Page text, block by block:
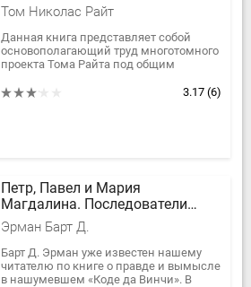
Том Николас Райт
Данная книга представляет собой
основополагающий труд многотомного
проекта Тома Райта под общим
вопрос о Боге». Автор, с присущей ему...
3.17 (6)
Петр, Павел и Мария
Магдалина. Последователи
Иисуса в истории и легендах
Эрман Барт Д.
Барт Д. Эрман уже известен нашему
читателю по книге о правде и вымысле
в нашумевшем «Коде да Винчи». В